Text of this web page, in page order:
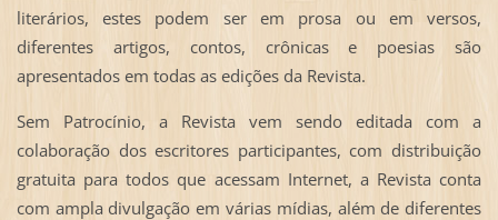
literários, estes podem ser em prosa ou em versos,
diferentes artigos, contos, crônicas e poesias são
apresentados em todas as edições da Revista.
Sem Patrocínio, a Revista vem sendo editada com a
colaboração dos escritores participantes, com distribuição
gratuita para todos que acessam Internet, a Revista conta
com ampla divulgação em várias mídias, além de diferentes